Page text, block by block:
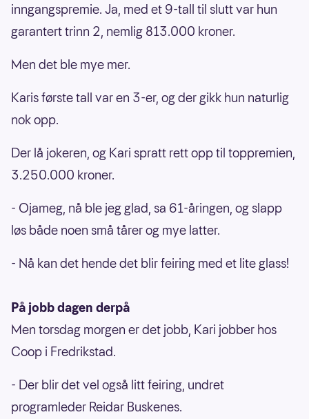
inngangspremie. Ja, med et 9-tall til slutt var hun
garantert trinn 2, nemlig 813.000 kroner.
Men det ble mye mer.
Karis første tall var en 3-er, og der gikk hun naturlig
nok opp.
Der lå jokeren, og Kari spratt rett opp til toppremien,
3.250.000 kroner.
- Ojameg, nå ble jeg glad, sa 61-åringen, og slapp
løs både noen små tårer og mye latter.
- Nå kan det hende det blir feiring med et lite glass!
På jobb dagen derpå
Men torsdag morgen er det jobb, Kari jobber hos
Coop i Fredrikstad.
- Der blir det vel også litt feiring, undret
programleder Reidar Buskenes.